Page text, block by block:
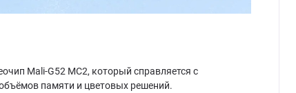
Mali-G52 MC2, который справляется с
памяти и цветовых решений.